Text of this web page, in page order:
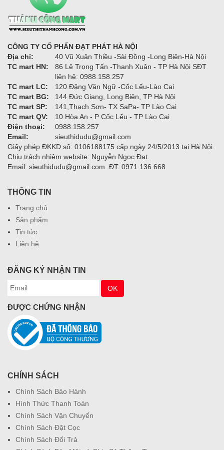
CÔNG TY CỔ PHẨN ĐẠT PHÁT HÀ NỘI
Địa chỉ:
40 Vũ Xuân Thiều -Sài Đồng -Long Biên-Hà Nội
TC mart HN:
86 Lê Trọng Tấn -Thanh Xuân - TP Hà Nội SĐT
liên hệ: 0988.158.257
TC mart LC:
120 Đặng Văn Ngữ -Cốc Lếu-Lào Cai
TC mart BG:
144 Đức Giang, Long Biên, TP Hà Nội
TC mart SP:
141,Thạch Sơn- TX SaPa- TP Lào Cai
TC mart QV:
10 Hòa An - P Cốc Lếu - TP Lào Cai
Điện thoại:
0988.158.257
Email:
sieuthidudu@gmail.com
Giấy phép ĐKKD số: 0106188175 cấp ngày 24/5/2013 tại Hà Nội.
Chịu trách nhiệm website: Nguyễn Ngọc Đạt.
Email: sieuthidudu@gmail.com. ĐT: 0971 136 668
THÔNG TIN
Trang chủ
Sản phẩm
Tin tức
Liên hệ
ĐĂNG KÝ NHẬN TIN
ĐƯỢC CHỨNG NHẬN
CHÍNH SÁCH
Chính Sách Bảo Hành
Hình Thức Thanh Toán
Chính Sách Vận Chuyển
Chính Sách Đặt Cọc
Chính Sách Đổi Trả